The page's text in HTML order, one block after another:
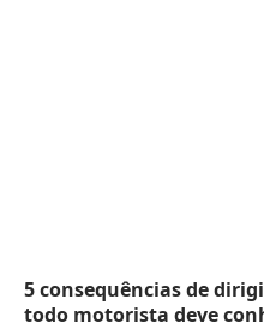
5 consequências de
todo motorista deve